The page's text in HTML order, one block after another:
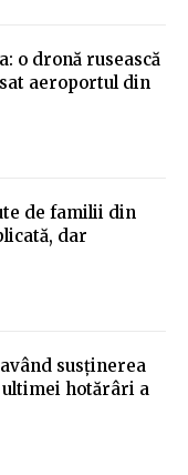
o dronă rusească
aeroportul din
de familii din
dar
susținerea
hotărâri a